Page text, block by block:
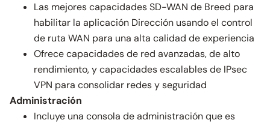
Las mejores capacidades SD-WAN de Breed para
habilitar la aplicación Dirección usando el control
de ruta WAN para una alta calidad de experiencia
Ofrece capacidades de red avanzadas, de alto
rendimiento, y capacidades escalables de IPsec
VPN para consolidar redes y seguridad
Administración
Incluye una consola de administración que es